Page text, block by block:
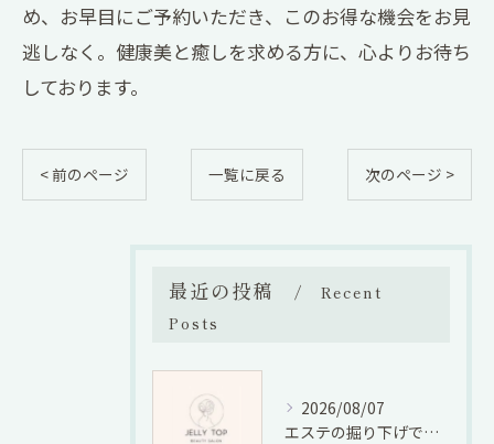
め、お早目にご予約いただき、このお得な機会をお見
逃しなく。健康美と癒しを求める方に、心よりお待ち
しております。
< 前のページ 一覧に戻る 次のページ >
最近の投稿
Recent
Posts
2026/08/07
エステの掘り下げで業界の将来性と仕事の適性廃業リスクを徹底検証